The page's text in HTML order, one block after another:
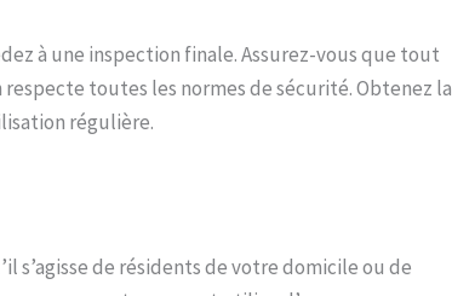
à une inspection finale. Assurez-vous que tout
toutes les normes de sécurité. Obtenez la
régulière.
s’agisse de résidents de votre domicile ou de